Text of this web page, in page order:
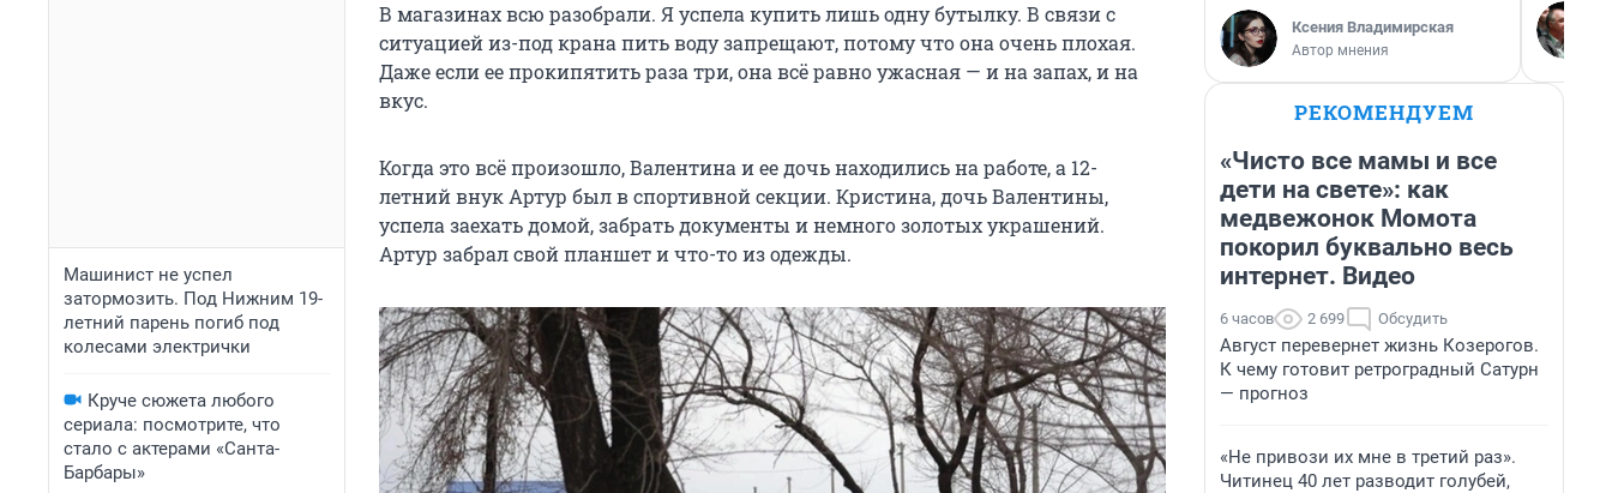
Машинист не успел
затормозить. Под Нижним 19-
летний парень погиб под
колесами электрички
Круче сюжета любого
сериала: посмотрите, что
стало с актерами «Санта-
Барбары»
В магазинах всю разобрали. Я успела купить лишь одну бутылку. В связи с
ситуацией из-под крана пить воду запрещают, потому что она очень плохая.
Даже если ее прокипятить раза три, она всё равно ужасная — и на запах, и на
вкус.
Когда это всё произошло, Валентина и ее дочь находились на работе, а 12-
летний внук Артур был в спортивной секции. Кристина, дочь Валентины,
успела заехать домой, забрать документы и немного золотых украшений.
Артур забрал свой планшет и что-то из одежды.
Ксения Владимирская
Автор мнения
РЕКОМЕНДУЕМ
«Чисто все мамы и все
дети на свете»: как
медвежонок Момота
покорил буквально весь
интернет. Видео
6 часов 2 699 Обсудить
Август перевернет жизнь Козерогов.
К чему готовит ретроградный Сатурн
— прогноз
«Не привози их мне в третий раз».
Читинец 40 лет разводит голубей,